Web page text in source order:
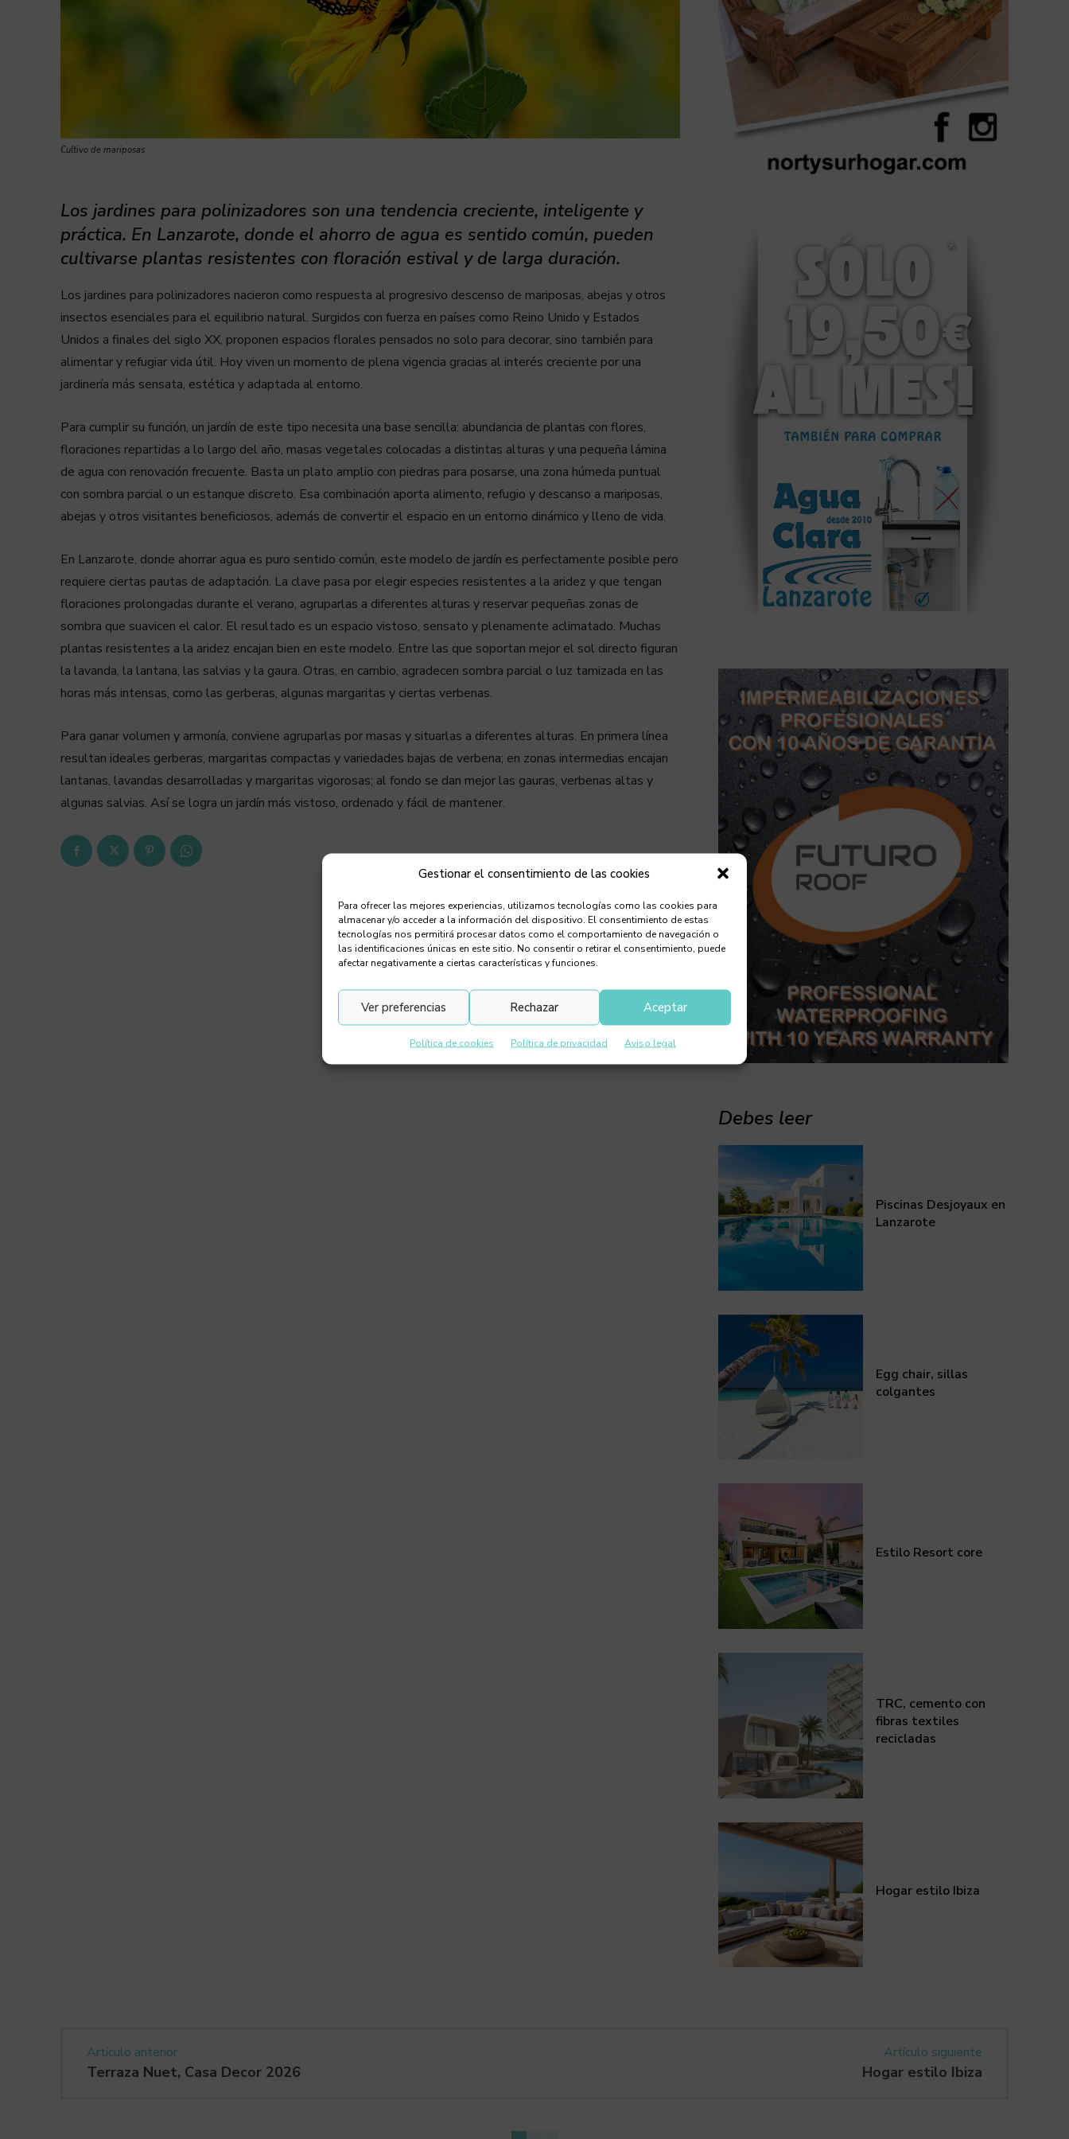
Gestionar el consentimiento de las cookies
Para ofrecer las mejores experiencias, utilizamos tecnologías como las cookies para
almacenar y/o acceder a la información del dispositivo. El consentimiento de estas
tecnologías nos permitirá procesar datos como el comportamiento de navegación o
las identificaciones únicas en este sitio. No consentir o retirar el consentimiento, puede
afectar negativamente a ciertas características y funciones.
Aceptar
Rechazar
Ver preferencias
Política de cookies Política de privacidad Aviso legal
Cultivo de mariposas
Los jardines para polinizadores son una tendencia creciente, inteligente y
práctica. En Lanzarote, donde el ahorro de agua es sentido común, pueden
cultivarse plantas resistentes con floración estival y de larga duración.
Los jardines para polinizadores nacieron como respuesta al progresivo descenso de mariposas, abejas y otros
insectos esenciales para el equilibrio natural. Surgidos con fuerza en países como Reino Unido y Estados
Unidos a finales del siglo XX, proponen espacios florales pensados no solo para decorar, sino también para
alimentar y refugiar vida útil. Hoy viven un momento de plena vigencia gracias al interés creciente por una
jardinería más sensata, estética y adaptada al entorno.
Para cumplir su función, un jardín de este tipo necesita una base sencilla: abundancia de plantas con flores,
floraciones repartidas a lo largo del año, masas vegetales colocadas a distintas alturas y una pequeña lámina
de agua con renovación frecuente. Basta un plato amplio con piedras para posarse, una zona húmeda puntual
con sombra parcial o un estanque discreto. Esa combinación aporta alimento, refugio y descanso a mariposas,
abejas y otros visitantes beneficiosos, además de convertir el espacio en un entorno dinámico y lleno de vida.
En Lanzarote, donde ahorrar agua es puro sentido común, este modelo de jardín es perfectamente posible pero
requiere ciertas pautas de adaptación. La clave pasa por elegir especies resistentes a la aridez y que tengan
floraciones prolongadas durante el verano, agruparlas a diferentes alturas y reservar pequeñas zonas de
sombra que suavicen el calor. El resultado es un espacio vistoso, sensato y plenamente aclimatado. Muchas
plantas resistentes a la aridez encajan bien en este modelo. Entre las que soportan mejor el sol directo figuran
la lavanda, la lantana, las salvias y la gaura. Otras, en cambio, agradecen sombra parcial o luz tamizada en las
horas más intensas, como las gerberas, algunas margaritas y ciertas verbenas.
Para ganar volumen y armonía, conviene agruparlas por masas y situarlas a diferentes alturas. En primera línea
resultan ideales gerberas, margaritas compactas y variedades bajas de verbena; en zonas intermedias encajan
lantanas, lavandas desarrolladas y margaritas vigorosas; al fondo se dan mejor las gauras, verbenas altas y
algunas salvias. Así se logra un jardín más vistoso, ordenado y fácil de mantener.
Debes leer
Piscinas Desjoyaux en
Lanzarote
Egg chair, sillas
colgantes
Estilo Resort core
TRC, cemento con
fibras textiles
recicladas
Hogar estilo Ibiza
Artículo anterior
Terraza Nuet, Casa Decor 2026
Artículo siguiente
Hogar estilo Ibiza